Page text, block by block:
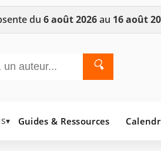
du 6 août 2026au 16 août
🔍
▾ Guides & Ressources